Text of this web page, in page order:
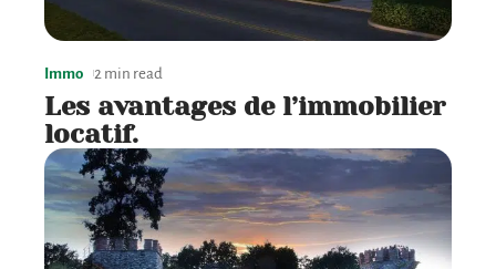
Immo 2 min read
Les avantages de l’immobilier
locatif.